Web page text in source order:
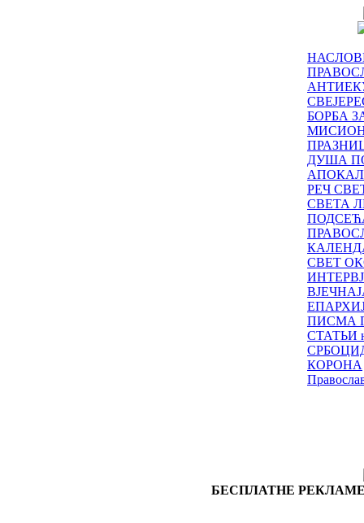
БОРБА
ДУША
РЕЧ
СВЕТА
СВЕТ
ПИСМА
СТАТЬИ
КОРОНА
БЕСПЛАТНЕ